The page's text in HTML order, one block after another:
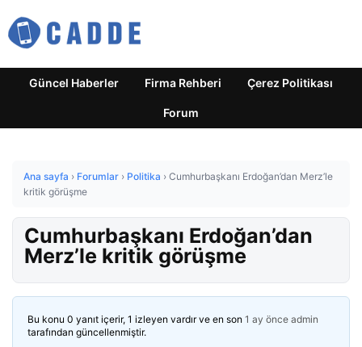
Güncel Haberler Firma Rehberi Çerez Politikası
Forum
Ana sayfa › Forumlar › Politika › Cumhurbaşkanı Erdoğan’dan Merz’le
kritik görüşme
Cumhurbaşkanı Erdoğan’dan
Merz’le kritik görüşme
Bu konu 0 yanıt içerir, 1 izleyen vardır ve en son 1 ay önce admin
tarafından güncellenmiştir.